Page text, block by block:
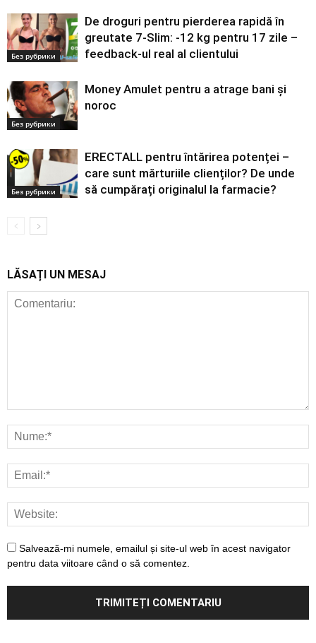
Без рубрики
De droguri pentru pierderea rapidă în
greutate 7-Slim: -12 kg pentru 17 zile –
feedback-ul real al clientului
Без рубрики
Money Amulet pentru a atrage bani și
noroc
Без рубрики
ERECTALL pentru întărirea potenței –
care sunt mărturiile clienților? De unde
să cumpărați originalul la farmacie?
LĂSAȚI UN MESAJ
Salvează-mi numele, emailul și site-ul web în acest navigator
pentru data viitoare când o să comentez.